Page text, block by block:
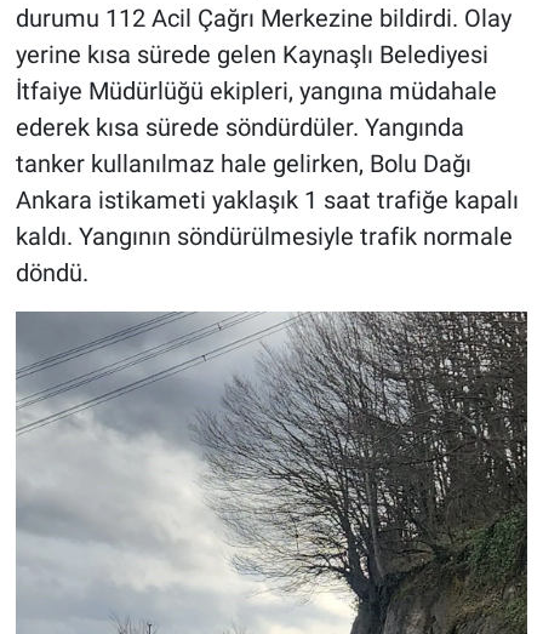
durumu 112 Acil Çağrı Merkezine bildirdi. Olay
yerine kısa sürede gelen Kaynaşlı Belediyesi
İtfaiye Müdürlüğü ekipleri, yangına müdahale
ederek kısa sürede söndürdüler. Yangında
tanker kullanılmaz hale gelirken, Bolu Dağı
Ankara istikameti yaklaşık 1 saat trafiğe kapalı
kaldı. Yangının söndürülmesiyle trafik normale
döndü.